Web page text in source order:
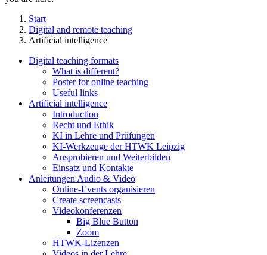
Start
Digital and remote teaching
Artificial intelligence
Digital teaching formats
What is different?
Poster for online teaching
Useful links
Artificial intelligence
Introduction
Recht und Ethik
KI in Lehre und Prüfungen
KI-Werkzeuge der HTWK Leipzig
Ausprobieren und Weiterbilden
Einsatz und Kontakte
Anleitungen Audio & Video
Online-Events organisieren
Create screencasts
Videokonferenzen
Big Blue Button
Zoom
HTWK-Lizenzen